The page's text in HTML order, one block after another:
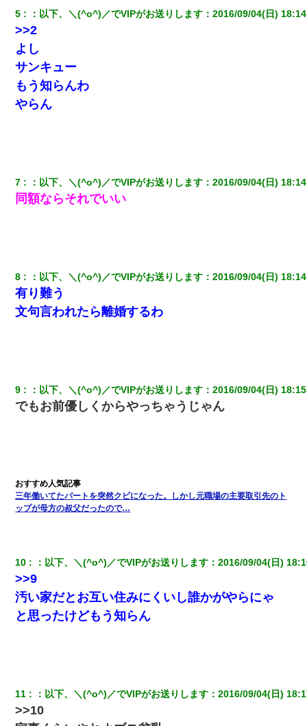
凸してきた
放置子が病院送りになったらしい → 俺（二度と帰ってくるなよ…
嫁を半身不随にしやがった恨みは、正直こんなもんじゃ晴れな
い）
ケーキバイキングにいた単独の50くらいのオッサン、強烈だっ
た。
9月に付き合い始めたけどこの、この人と結婚はないわと判断して
別れた。その元彼が交通事故で重体になっているらしく…
彼女(美人女医)にネックレスをプレゼント。「こんな安物を渡すく
らいなら、渡さないほうがマシだからね」→ ６０万したと話した
ら・・・
近づいて頭突きをしてきて…
で両親に全部話した。
私（23）冗談のつもりで上司（27）に胸を揉ませた結果・・・
彼にプロポーズされたんだけど、実は資産家だと知って婚約破棄
した。B子「A男くんと別れたって本当？私が付き合ってもい
とっさに女児を捕まえたら変質者扱いされた。母親「あっち行っ
5 ： 以下、＼(^o^)／でVIPがお送りします ：2016/09/04(日)
>>2
よし
サンキュー
もう知らんわ
やらん
7 ： 以下、＼(^o^)／でVIPがお送りします ：2016/09/04(日)
同額ならそれでいい
8 ： 以下、＼(^o^)／でVIPがお送りします ：2016/09/04(日)
有り難う
文句言われたら離婚するわ
9 ： 以下、＼(^o^)／でVIPがお送りします ：2016/09/04(日)
でもお前優しくからやっちゃうじゃん
三年働いてたパートを突然クビになった。しかし元職場の主要取引先のト
ップが母方の叔父だったので…
10 ： 以下、＼(^o^)／でVIPがお送りします ：2016/09/04(日)
>>9
汚い家だとお互い住みにくいし誰かがやらにゃ
と思ったけどもう知らん
11 ： 以下、＼(^o^)／でVIPがお送りします ：2016/09/04(日)
>>10